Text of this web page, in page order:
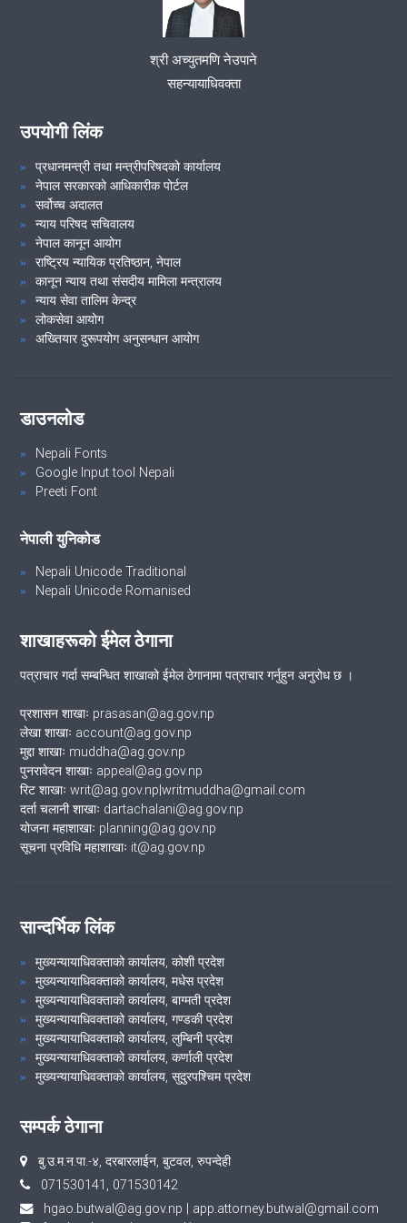
समुदायमा सरकारी वकील कार्यक्रम सम्पन्न ..(२०८१।०७।०९)
कार्यालयको नियमित बैठक सम्बन्धमा ..(२०८१।०७।०६)
VIEW ALL
श्री अच्युतमणि नेउपाने
सहन्यायाधिवक्ता
उपयोगी लिंक
प्रधानमन्त्री तथा मन्त्रीपरिषदको कार्यालय
नेपाल सरकारको आधिकारीक पोर्टल
सर्वोच्च अदालत
न्याय परिषद सचिवालय
नेपाल कानून आयोग
राष्ट्रिय न्यायिक प्रतिष्ठान, नेपाल
कानून न्याय तथा संसदीय मामिला मन्त्रालय
न्याय सेवा तालिम केन्द्र
लोकसेवा आयोग
अख्तियार दुरूपयोग अनुसन्धान आयोग
डाउनलोड
Nepali Fonts
Google Input tool Nepali
Preeti Font
नेपाली युनिकोड
Nepali Unicode Traditional
Nepali Unicode Romanised
शाखाहरूको ईमेल ठेगाना
पत्राचार गर्दा सम्बन्धित शाखाको ईमेल ठेगानामा पत्राचार गर्नुहुन अनुरोध छ ।
प्रशासन शाखाः prasasan@ag.gov.np
लेखा शाखाः account@ag.gov.np
मुद्दा शाखाः muddha@ag.gov.np
पुनरावेदन शाखाः appeal@ag.gov.np
रिट शाखाः writ@ag.gov.np|writmuddha@gmail.com
दर्ता चलानी शाखाः dartachalani@ag.gov.np
योजना महाशाखाः planning@ag.gov.np
सूचना प्रविधि महाशाखाः it@ag.gov.np
सान्दर्भिक लिंक
मुख्यन्यायाधिवक्ताको कार्यालय, कोशी प्रदेश
मुख्यन्यायाधिवक्ताको कार्यालय, मधेस प्रदेश
मुख्यन्यायाधिवक्ताको कार्यालय, बाग्मती प्रदेश
मुख्यन्यायाधिवक्ताको कार्यालय, गण्डकी प्रदेश
मुख्यन्यायाधिवक्ताको कार्यालय, लुम्बिनी प्रदेश
मुख्यन्यायाधिवक्ताको कार्यालय, कर्णाली प्रदेश
मुख्यन्यायाधिवक्ताको कार्यालय, सुदुरपश्चिम प्रदेश
सम्पर्क ठेगाना
बु.उ‍‌.म.न.पा.-४, दरबारलाईन, बुटवल, रुपन्देही
071530141, 071530142
hgao.butwal@ag.gov.np | app.attorney.butwal@gmail.com